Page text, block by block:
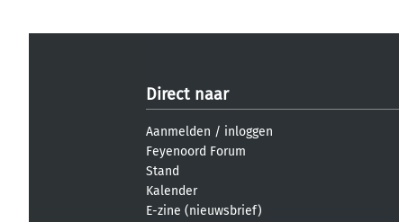
Direct naar
Aanmelden / inloggen
Feyenoord Forum
Stand
Kalender
E-zine (nieuwsbrief)